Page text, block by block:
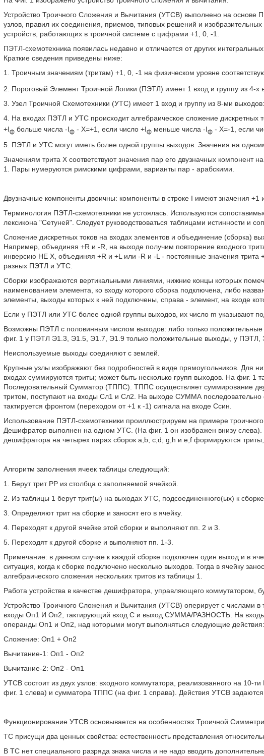
Устройство Троичного Сложения и Вычитания (УТСВ) выполнено на основе
узлов, правил их соединения, приемов, типовых решений и
устройств, работающих в троичной системе с цифрами +1, 0, -1.
ПЭТЛ-схемотехника появилась недавно и отличается от других
Краткие сведения приведены ниже:
1. Троичным значениям (тритам) +1, 0, -1 на физическом уровне
2. Пороговый Элемент Троичной Логики (ПЭТЛ) имеет 1 вход и группу из 4-х
3. Узел Троичной Схемотехники (УТС) имеет 1 вход и группу из 8-ми
4. На входах ПЭТЛ и УТС происходит алгебраическое сложение дискретных
+Iф больше числа -Iф - Х=+1, если число +Iф меньше числа -Iф - Х=-1, если
5. ПЭТЛ и УТС могут иметь более одной группы выходов. Значения на
Значениям трита X соответствуют значения пар его двузначных компонент
1. Пары нумеруются римскими цифрами, варианты пар - арабскими.
Двузначные компоненты двоичны: компоненты в строке I имеют значения +1
Терминология ПЭТЛ-схемотехники не устоялась. Используются
лексикона "Сетуней". Следует руководствоваться таблицами истинности и
Сложение дискретных токов на входах элементов и объединение (сборка)
Например, объединяя +R и -R, на выходе получим повторение входного
инверсию НЕ X, объединяя +R и +L или -R и -L - постоянные значения трита
разных ПЭТЛ и УТС.
Сборки изображаются вертикальными линиями, нижние концы которых
наименованием элемента, ко входу которого сборка подключена, либо
элементы, выходы которых к ней подключены, справа - элемент, на входе
Если у ПЭТЛ или УТС более одной группы выходов, их число m указывают
Возможны ПЭТЛ с половинным числом выходов: либо только
фиг. 1 у ПЭТЛ Э1.3, Э1.5, Э1.7, Э1.9 только положительные выходы, у ПЭТЛ,
Неиспользуемые выходы соединяют с землей.
Крупные узлы изображают без подробностей в виде прямоугольников. Для
входах суммируются триты; может быть несколько групп выходов. На фиг.
Последовательный Сумматор (ТППС). ТППС осуществляет суммирование
тритом, поступают на входы Сл1 и Сл2. На выходе СУММА
тактируется фронтом (переходом от +1 к -1) сигнала на входе Ссин.
Использование ПЭТЛ-схемотехники проиллюстрируем на примере
Дешифратор выполнен на одном УТС. (На фиг. 1 он изображен внизу слева).
дешифратора на четырех парах сборок a,b; c,d; g,h и e,f формируются
Алгоритм заполнения ячеек таблицы следующий:
1. Берут трит РР из столбца с заполняемой ячейкой.
2. Из таблицы 1 берут трит(ы) на выходах УТС, подсоединенного(ых) к
3. Определяют трит на сборке и заносят его в ячейку.
4. Переходят к другой ячейке этой сборки и выполняют пп. 2 и 3.
5. Переходят к другой сборке и выполняют пп. 1-3.
Примечание: в данном случае к каждой сборке подключен один выход и в
ситуация, когда к сборке подключено несколько выходов. Тогда в ячейку
алгебраического сложения нескольких тритов из таблицы 1.
Работа устройства в качестве дешифратора, управляющего коммутатором,
Устройство Троичного Сложения и Вычитания (УТСВ) оперирует с числами
входы Oп1 И Oп2, тактирующий вход С и выход СУММА/РАЗНОСТЬ. На
операнды Оп1 и Оп2, над которыми могут выполняться следующие действия:
Сложение: Оп1 + Оп2
Вычитание-1: Оп1 - Оп2
Вычитание-2: Оп2 - Оп1
УТСВ состоит из двух узлов: входного коммутатора, реализованного на
фиг. 1 слева) и сумматора ТППС (на фиг. 1 справа). Действия УТСВ
Функционирование УТСВ основывается на особенностях Троичной
ТС присущи два ценных свойства: естественность представления
В ТС нет специального разряда знака числа и не надо вводить